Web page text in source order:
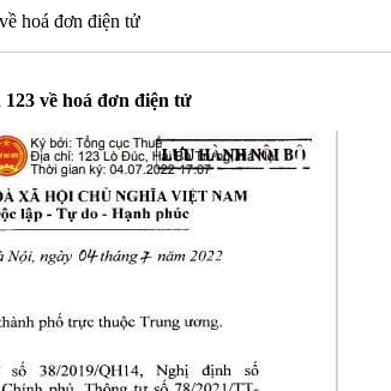
hoá đơn điện tử
về hoá đơn điện tử